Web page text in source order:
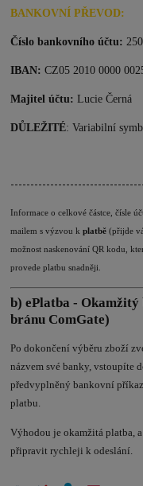
BANKOVNÍ PŘEVOD:
Číslo bankovního účtu:
IBAN: CZ05 2010 0000
Majitel účtu: Lucie Černá
DŮLEŽITÉ: Variabilní
Informace o celkové částce, čísle
mailem s výzvou kplatbě (přijde
možnost naskenování QR kodu,
provede platbu snadněji.
b) ePlatba -
bránu ComGate)
Po dokončení výběru zboží
názvem své banky,
předvyplněný bankovní
platbu.
Výhodou je okamžitá platba,
připravit rychleji k odeslání.